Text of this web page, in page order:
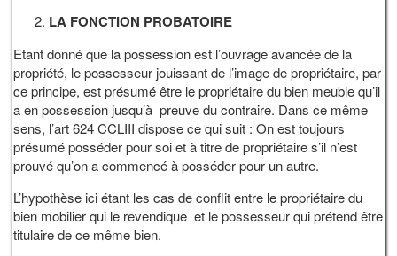
LA FONCTION PROBATOIRE
Etant donné que la possession est l’ouvrage avancée de la
propriété, le possesseur jouissant de l’image de propriétaire, par
ce principe, est présumé être le propriétaire du bien meuble qu’il
a en possession jusqu’à preuve du contraire. Dans ce même
sens, l’art 624 CCLIII dispose ce qui suit : On est toujours
présumé posséder pour soi et à titre de propriétaire s’il n’est
prouvé qu’on a commencé à posséder pour un autre.
L’hypothèse ici étant les cas de conflit entre le propriétaire du
bien mobilier qui le revendique et le possesseur qui prétend être
titulaire de ce même bien.